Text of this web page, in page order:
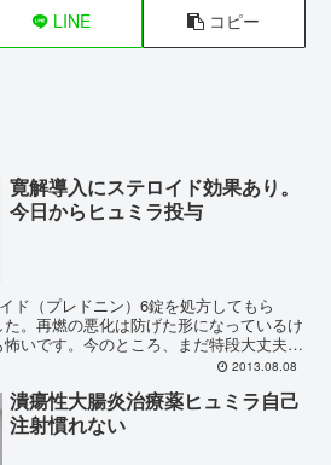
LINE コピー
寛解導入にステロイド効果あり。
今日からヒュミラ投与
ド（プレドニン）6錠を処方してもら
。再燃の悪化は防げた形になっているけ
いです。今のところ、まだ特段大丈夫だ
察後、生物学的製剤である「ヒ...2013.08.08
潰瘍性大腸炎治療薬ヒュミラ自己
注射慣れない